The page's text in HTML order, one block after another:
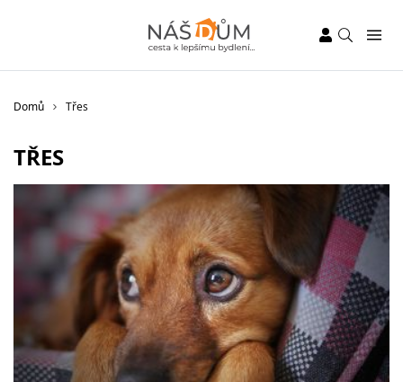
Domů Třes
TŘES